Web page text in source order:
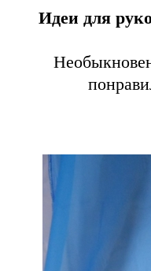
Идеи для